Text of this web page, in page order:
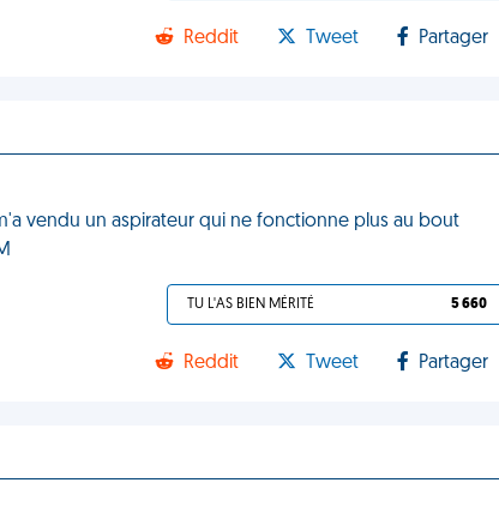
Reddit Tweet Partager
vendu un aspirateur qui ne fonctionne plus au bout
TU L'AS BIEN MÉRITÉ 5 660
Reddit Tweet Partager